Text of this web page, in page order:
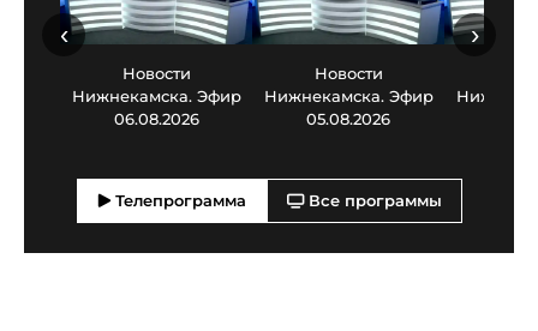
Новости
Нижнекамска. Эфир
06.08.2026
Новости
Нижнекамска. Эфир
05.08.2026
‹ ›
Телепрограмма Все программы